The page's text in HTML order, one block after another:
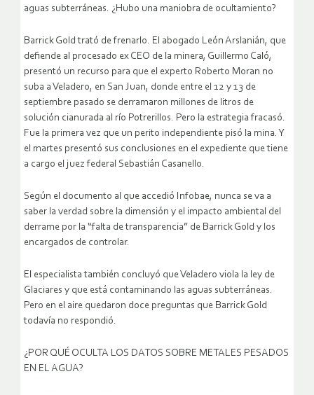
aguas subterráneas. ¿Hubo una maniobra de ocultamiento?
Barrick Gold trató de frenarlo. El abogado León Arslanián, que
defiende al procesado ex CEO de la minera, Guillermo Caló,
presentó un recurso para que el experto Roberto Moran no
suba a Veladero, en San Juan, donde entre el 12 y 13 de
septiembre pasado se derramaron millones de litros de
solución cianurada al río Potrerillos. Pero la estrategia fracasó.
Fue la primera vez que un perito independiente pisó la mina. Y
el martes presentó sus conclusiones en el expediente que tiene
a cargo el juez federal Sebastián Casanello.
Según el documento al que accedió Infobae, nunca se va a
saber la verdad sobre la dimensión y el impacto ambiental del
derrame por la “falta de transparencia” de Barrick Gold y los
encargados de controlar.
El especialista también concluyó que Veladero viola la ley de
Glaciares y que está contaminando las aguas subterráneas.
Pero en el aire quedaron doce preguntas que Barrick Gold
todavía no respondió.
¿POR QUÉ OCULTA LOS DATOS SOBRE METALES PESADOS
EN EL AGUA?